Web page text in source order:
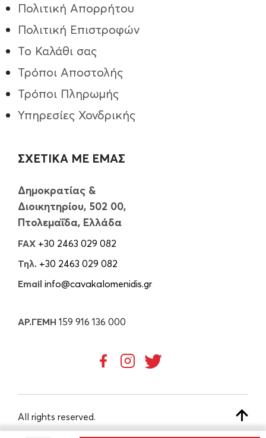
Πολιτική Απορρήτου
Πολιτική Επιστροφών
Το Καλάθι σας
Τρόποι Aποστολής
Τρόποι Πληρωμής
Υπηρεσίες Χονδρικής
ΣΧΕΤΙΚΑ ΜΕ ΕΜΑΣ
Δημοκρατίας &
Διοικητηρίου, 502 00,
Πτολεμαΐδα, Ελλάδα
FAX +30 2463 029 082
Τηλ. +30 2463 029 082
Email info@cavakalomenidis.gr
ΑΡ.ΓΕΜΗ 159 916 136 000
All rights reserved.